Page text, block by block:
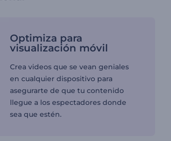
Optimiza para
visualización móvil
Crea videos que se vean geniales
en cualquier dispositivo para
asegurarte de que tu contenido
llegue a los espectadores donde
sea que estén.